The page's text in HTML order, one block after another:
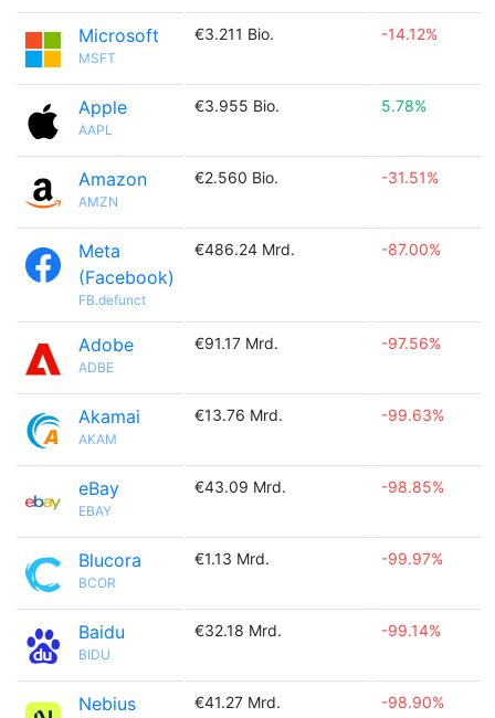
Microsoft
MSFT
€3.211 Bio. -14.12%
Apple
AAPL
€3.955 Bio. 5.78%
Amazon
AMZN
€2.560 Bio. -31.51%
Meta
(Facebook)
FB.defunct
€486.24 Mrd. -87.00%
Adobe
ADBE
€91.17 Mrd. -97.56%
Akamai
AKAM
€13.76 Mrd. -99.63%
eBay
EBAY
€43.09 Mrd. -98.85%
Blucora
BCOR
€1.13 Mrd. -99.97%
Baidu
BIDU
€32.18 Mrd. -99.14%
Nebius
€41.27 Mrd. -98.90%